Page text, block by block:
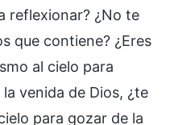
reflexionar? ¿No te
que contiene? ¿Eres
al cielo para
venida de Dios, ¿te
para gozar de la